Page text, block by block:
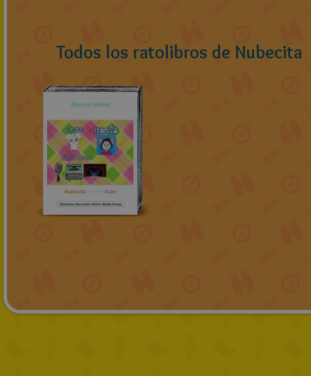
Todos los ratolibros de Nubecita